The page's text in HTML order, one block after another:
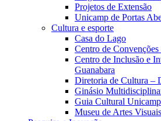
Projetos de Extensão
Unicamp de Portas
Cultura e esporte
Casa do Lago
Centro de
Centro de Inclusão e
Guanabara
Diretoria de Cultura –
Ginásio
Guia Cultural Unicamp
Museu de Artes